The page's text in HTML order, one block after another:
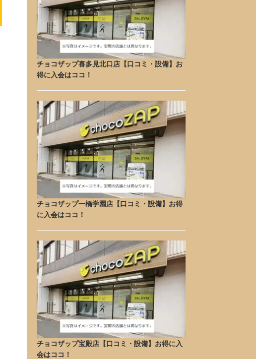
チョコザップ喜多見北口店【口コミ・設備】お
得に入会はココ！
チョコザップ一橋学園店【口コミ・設備】お得
に入会はココ！
チョコザップ宝殿店【口コミ・設備】お得に入
会はココ！